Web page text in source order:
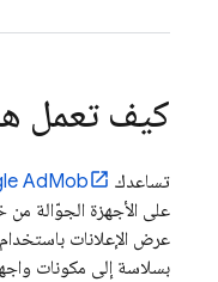
كيف تعمل
تساعدك AdMob
على الأجهزة الجوّالة من
عرض الإعلانات
بسلاسة إلى مكونات